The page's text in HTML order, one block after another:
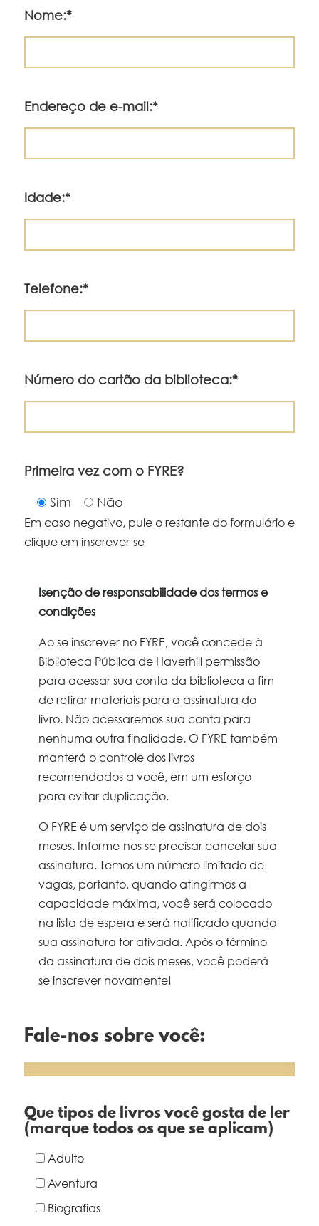
Nome:*
Endereço de e-mail:*
Idade:*
Telefone:*
Número do cartão da biblioteca:*
Primeira vez com o FYRE?
Sim Não
Em caso negativo, pule o restante do formulário e
clique em inscrever-se
Isenção de responsabilidade dos termos e
condições
Ao se inscrever no FYRE, você concede à
Biblioteca Pública de Haverhill permissão
para acessar sua conta da biblioteca a fim
de retirar materiais para a assinatura do
livro. Não acessaremos sua conta para
nenhuma outra finalidade. O FYRE também
manterá o controle dos livros
recomendados a você, em um esforço
para evitar duplicação.
O FYRE é um serviço de assinatura de dois
meses. Informe-nos se precisar cancelar sua
assinatura. Temos um número limitado de
vagas, portanto, quando atingirmos a
capacidade máxima, você será colocado
na lista de espera e será notificado quando
sua assinatura for ativada. Após o término
da assinatura de dois meses, você poderá
se inscrever novamente!
Fale-nos sobre você:
Que tipos de livros você gosta de ler
(marque todos os que se aplicam)
Adulto
Aventura
Biografias